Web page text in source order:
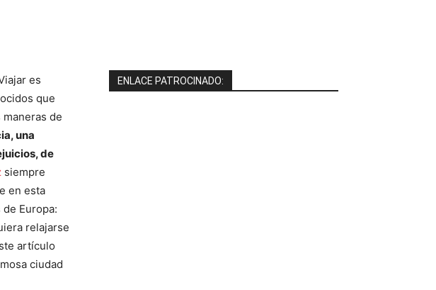
es
que
de
una
de
siempre
en esta
Europa:
relajarse
artículo
ciudad
ENLACE PATROCINADO: